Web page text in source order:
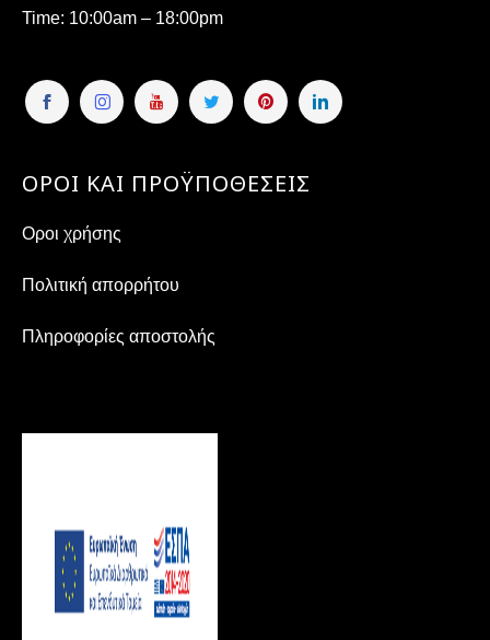
Time: 10:00am – 18:00pm
ΟΡΟΙ ΚΑΙ ΠΡΟΫΠΟΘΕΣΕΙΣ
Οροι χρήσης
Πολιτική απορρήτου
Πληροφορίες αποστολής